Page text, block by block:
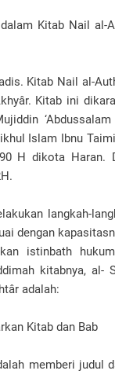
Kitab Nail al-
Kitab Nail al-
Kitab ini
Islam Ibnu
H dikota Haran.
langkah-
dengan
istinbath
kitabnya, al-
adalah:
Kitab dan Bab
memberi judul